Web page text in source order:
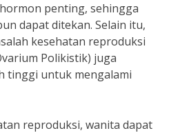
penting, sehingga
dapat ditekan. Selain itu,
kesehatan reproduksi
Polikistik) juga
tinggi untuk mengalami
reproduksi, wanita dapat